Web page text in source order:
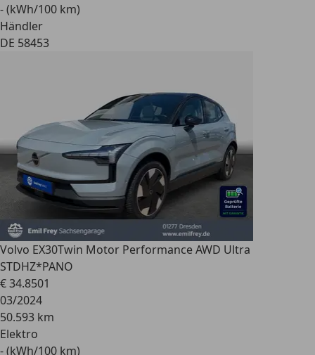
- (kWh/100 km)
Händler
DE 58453
Volvo EX30Twin Motor Performance AWD Ultra
STDHZ*PANO
€ 34.8501
03/2024
50.593 km
Elektro
- (kWh/100 km)